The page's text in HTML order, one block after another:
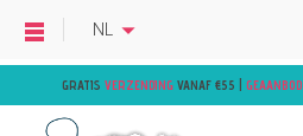
GRATIS VERZENDING VANAF €55 |
NL